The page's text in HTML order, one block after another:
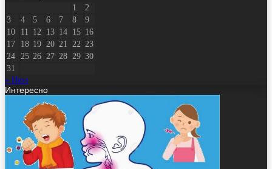
1
2
3
4 5 6 7 8
9
10
11 12 13 14 15 16
17
18 19 20 21 22 23
24
25 26 27 28 29 30
31
« Июл
Интересно